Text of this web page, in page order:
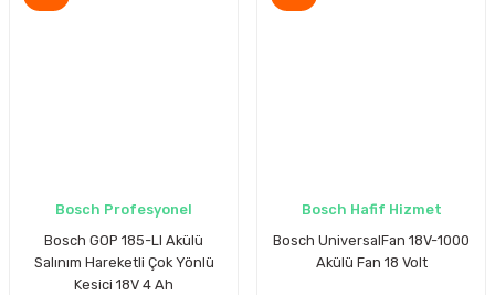
Bosch Profesyonel
Bosch GOP 185-LI Akülü
Salınım Hareketli Çok Yönlü
Kesici 18V 4 Ah
Bosch Hafif Hizmet
Bosch UniversalFan 18V-1000
Akülü Fan 18 Volt